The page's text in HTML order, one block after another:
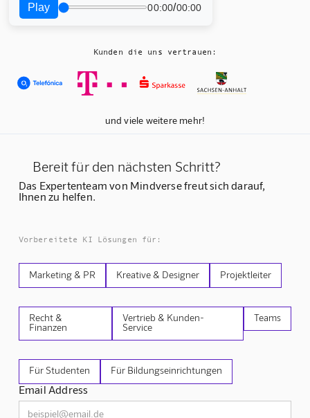
Play 00:00/00:00
Kunden die uns vertrauen:
und viele weitere mehr!
Bereit für den nächsten Schritt?
Das Expertenteam von Mindverse freut sich darauf,
Ihnen zu helfen.
Vorbereitete KI Lösungen für:
Marketing & PR Kreative & Designer Projektleiter
Recht &
Finanzen
Vertrieb & Kunden-
Service
Teams
Für Studenten Für Bildungseinrichtungen
Email Address